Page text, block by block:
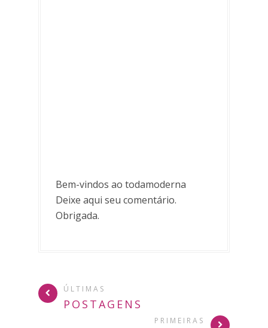
Bem-vindos ao todamoderna
Deixe aqui seu comentário.
Obrigada.
ÚLTIMAS
POSTAGENS
PRIMEIRAS